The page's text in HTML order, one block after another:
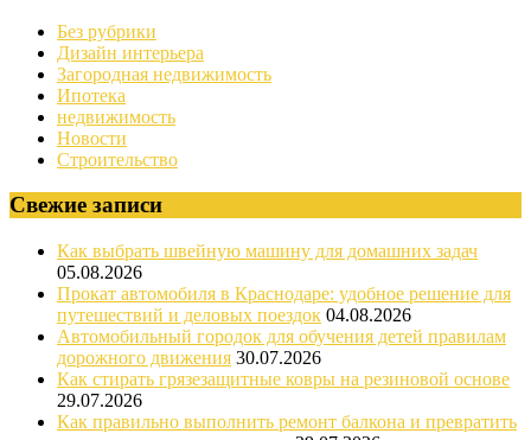
Без рубрики
Дизайн интерьера
Загородная недвижимость
Ипотека
недвижимость
Новости
Строительство
Свежие записи
Как выбрать швейную машину для домашних задач
05.08.2026
Прокат автомобиля в Краснодаре: удобное решение для
путешествий и деловых поездок 04.08.2026
Автомобильный городок для обучения детей правилам
дорожного движения 30.07.2026
Как стирать грязезащитные ковры на резиновой основе
29.07.2026
Как правильно выполнить ремонт балкона и превратить